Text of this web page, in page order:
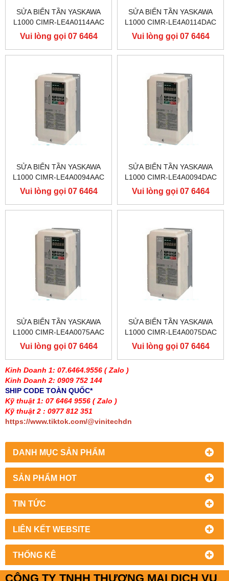
Kinh Doanh 1: 07.6464.9556 ( Zalo )
Kinh Doanh 2: 0909 752 144
SHIP CODE TOÀN QUỐC*
Kỹ thuật 1: 07 6464 9556 ( Zalo )
Kỹ thuật 2 : 0977 812 351
https://www.tiktok.com/@vinitechdn
DANH MỤC SẢN PHẨM
SẢN PHẨM HOT
TIN TỨC
LIÊN KẾT WEBSITE
THỐNG KÊ
SỬA BIẾN TẦN YASKAWA
L1000 CIMR-LE4A0114AAC
400V 55KW, BIẾN TẦN
YASKAWA L1000
Vui lòng gọi 07 6464
9556
SỬA BIẾN TẦN YASKAWA
L1000 CIMR-LE4A0114DAC
400V 55KW, BIẾN TẦN
YASKAWA L1000
Vui lòng gọi 07 6464
9556
SỬA BIẾN TẦN YASKAWA
L1000 CIMR-LE4A0094AAC
400V 45KW, BIẾN TẦN
YASKAWA L1000
Vui lòng gọi 07 6464
9556
SỬA BIẾN TẦN YASKAWA
L1000 CIMR-LE4A0094DAC
400V 45KW, BIẾN TẦN
YASKAWA L1000
Vui lòng gọi 07 6464
9556
SỬA BIẾN TẦN YASKAWA
L1000 CIMR-LE4A0075AAC
400V 37KW, BIẾN TẦN
YASKAWA L1000
Vui lòng gọi 07 6464
9556
SỬA BIẾN TẦN YASKAWA
L1000 CIMR-LE4A0075DAC
400V 37KW, BIẾN TẦN
YASKAWA L1000
Vui lòng gọi 07 6464
9556
CÔNG TY TNHH THƯƠNG MẠI DỊCH VỤ